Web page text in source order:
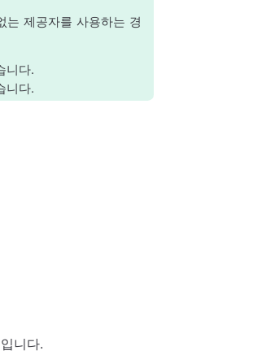
는 제공자를 사용하는 경
니다.
니다.
니다.